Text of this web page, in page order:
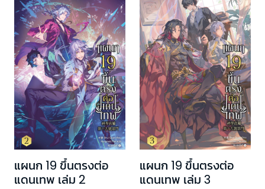
แผนก 19 ขึ้นตรงต่อ
แดนเทพ เล่ม 2
แผนก 19 ขึ้นตรงต่อ
แดนเทพ เล่ม 3